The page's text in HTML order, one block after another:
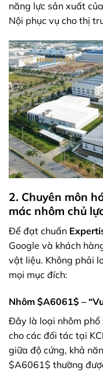
năng lực sản xuất
Nội phục vụ cho thị
2. Chuyên môn
mác nhôm chủ
Để đạt chuẩn
Google và khách
vật liệu. Không phải
mọi mục đích:
Nhôm $A6061$ –
Đây là loại nhôm phổ
cho các đối tác tại
giữa độ cứng, khả
$A6061$ thường